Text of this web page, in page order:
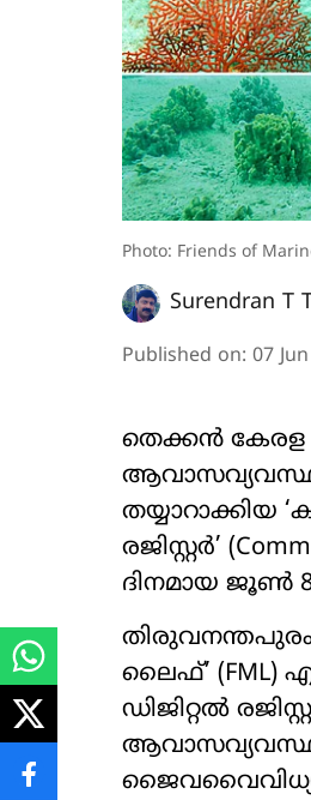
Photo: Friends of
Surendran T
Published on: 07
തെക്കൻ കേരള
രജിസ്റ്റർ’
ദിനമായ ജൂൺ
ലൈഫ്’ (FML)
ഡിജിറ്റൽ